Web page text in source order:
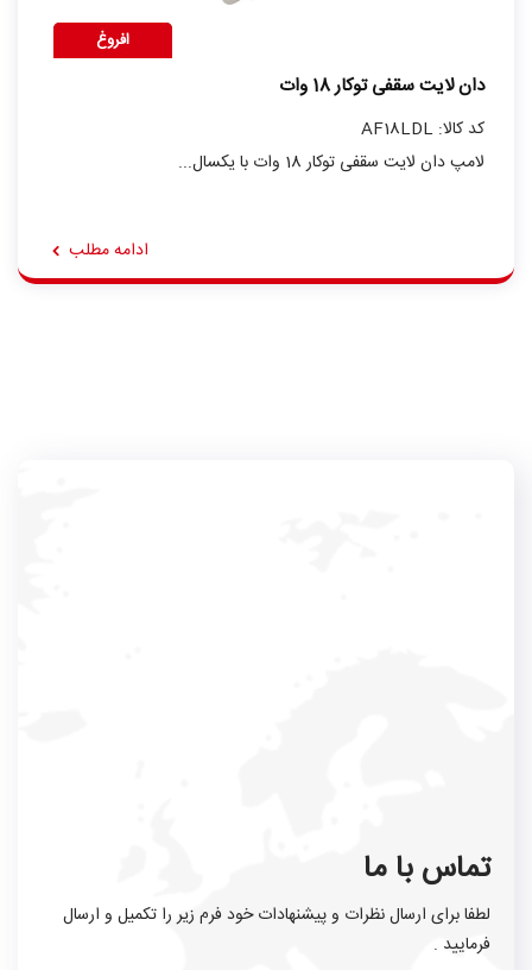
افروغ
دان لایت سقفی توکار 18 وات
کد کالا: AF18LDL
لامپ دان لایت سقفی توکار 18 وات با یکسال...
ادامه مطلب
تماس با ما
لطفا برای ارسال نظرات و پیشنهادات خود فرم زیر را تکمیل و ارسال
فرمایید .